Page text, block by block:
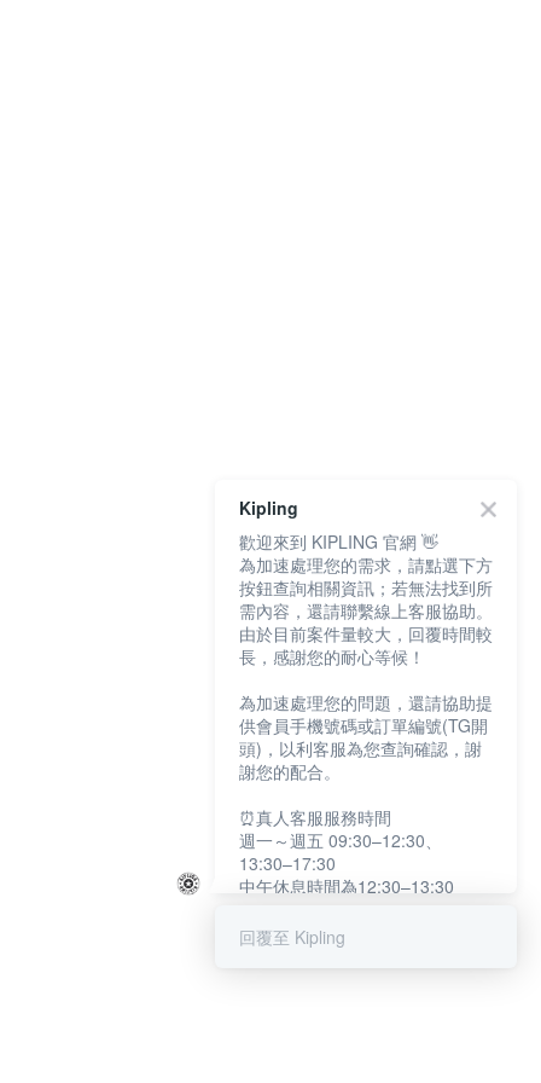
Kipling
歡迎來到 KIPLING 官網 👋
為加速處理您的需求，請點選下方
按鈕查詢相關資訊；若無法找到所
需內容，還請聯繫線上客服協助。
由於目前案件量較大，回覆時間較
長，感謝您的耐心等候！
為加速處理您的問題，還請協助提
供會員手機號碼或訂單編號(TG開
頭)，以利客服為您查詢確認，謝
謝您的配合。
⏰真人客服服務時間
週一～週五 09:30–12:30、
13:30–17:30
中午休息時間為12:30–13:30
提醒您：系統會自動已讀訊息，如
回覆至 Kipling